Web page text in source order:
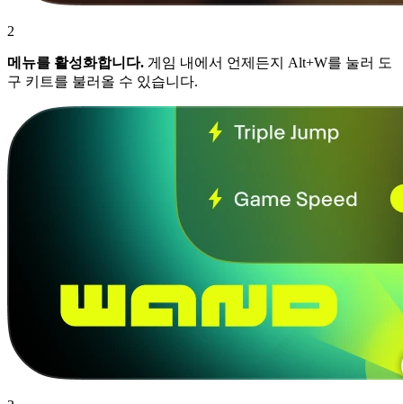
2
메뉴를 활성화합니다. 게임 내에서 언제든지 Alt+W를 눌러 도
구 키트를 불러올 수 있습니다.